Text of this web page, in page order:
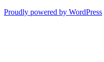
Proudly powered by WordPress